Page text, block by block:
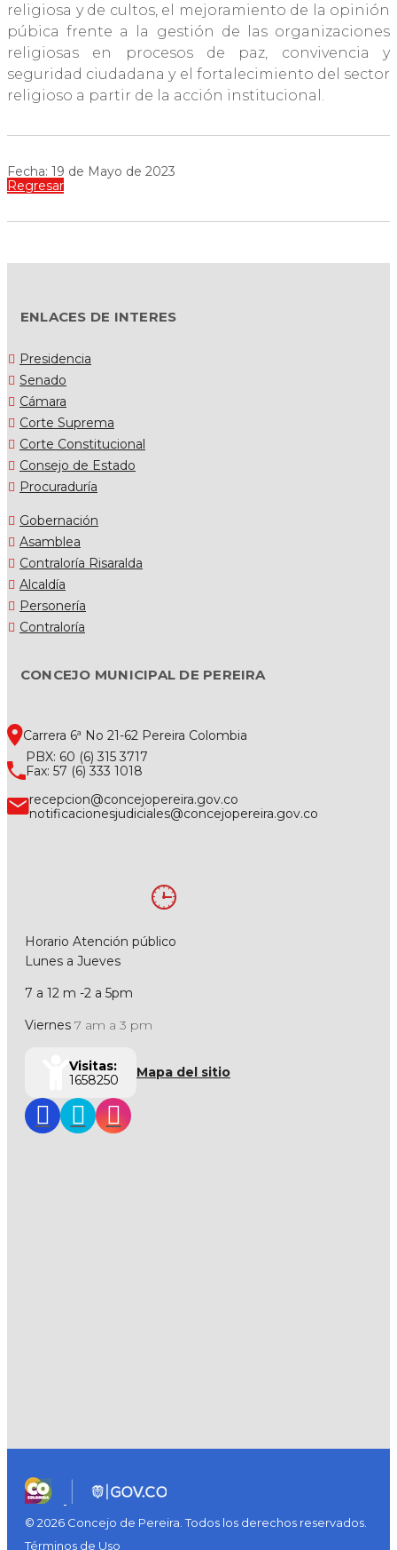
religiosa y de cultos, el mejoramiento de la opinión
púbica frente a la gestión de las organizaciones
religiosas en procesos de paz, convivencia y
seguridad ciudadana y el fortalecimiento del sector
religioso a partir de la acción institucional.
Fecha: 19 de Mayo de 2023
Regresar
ENLACES DE INTERES
Presidencia
Senado
Cámara
Corte Suprema
Corte Constitucional
Consejo de Estado
Procuraduría
Gobernación
Asamblea
Contraloría Risaralda
Alcaldía
Personería
Contraloría
CONCEJO MUNICIPAL DE PEREIRA
Carrera 6ª No 21-62 Pereira Colombia
PBX: 60 (6) 315 3717
Fax: 57 (6) 333 1018
recepcion@concejopereira.gov.co
notificacionesjudiciales@concejopereira.gov.co
Horario Atención público
Lunes a Jueves
7 a 12 m -2 a 5pm
Viernes 7 am a 3 pm
Visitas:
1658250
Mapa del sitio
© 2026 Concejo de Pereira. Todos los derechos reservados.
Términos de Uso